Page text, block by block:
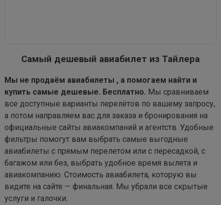
Самый дешевый авиабилет из Тайлера
Мы не продаём авиабилеты , а помогаем найти и
купить самые дешевые. Бесплатно. Мы сравниваем
все доступные варианты перелётов по вашему запросу,
а потом направляем вас для заказа и бронирования на
официальные сайты авиакомпаний и агентств. Удобные
фильтры помогут вам выбрать самые выгодные
авиабилеты с прямым перелетом или с пересадкой, с
багажом или без, выбрать удобное время вылета и
авиакомпанию. Стоимость авиабилета, которую вы
видите на сайте — финальная. Мы убрали все скрытые
услуги и галочки.